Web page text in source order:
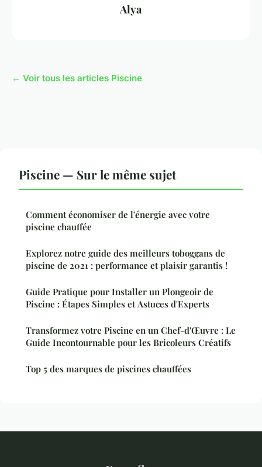
Alya
← Voir tous les articles Piscine
Piscine — Sur le même sujet
Comment économiser de l'énergie avec votre
piscine chauffée
Explorez notre guide des meilleurs toboggans de
piscine de 2021 : performance et plaisir garantis !
Guide Pratique pour Installer un Plongeoir de
Piscine : Étapes Simples et Astuces d'Experts
Transformez votre Piscine en un Chef-d'Œuvre : Le
Guide Incontournable pour les Bricoleurs Créatifs
Top 5 des marques de piscines chauffées